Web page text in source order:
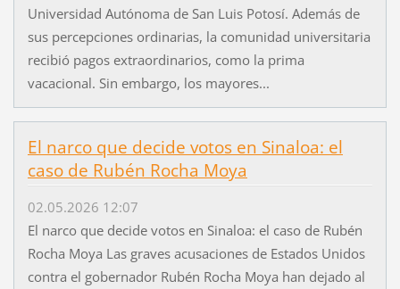
Universidad Autónoma de San Luis Potosí. Además de
sus percepciones ordinarias, la comunidad universitaria
recibió pagos extraordinarios, como la prima
vacacional. Sin embargo, los mayores...
El narco que decide votos en Sinaloa: el
caso de Rubén Rocha Moya
02.05.2026 12:07
El narco que decide votos en Sinaloa: el caso de Rubén
Rocha Moya Las graves acusaciones de Estados Unidos
contra el gobernador Rubén Rocha Moya han dejado al